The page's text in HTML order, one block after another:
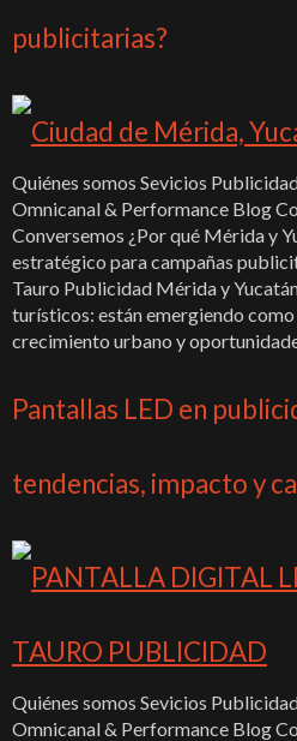
publicitarias?
Quiénes somos Sevicios
Omnicanal & Performance Blog
Conversemos ¿Por qué Mérida y
estratégico para campañas
Tauro Publicidad Mérida y
turísticos: están emergiendo
crecimiento urbano y
Pantallas LED en
tendencias, impacto y
Quiénes somos Sevicios
Omnicanal & Performance Blog